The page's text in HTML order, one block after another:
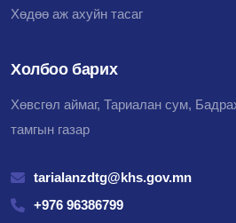
Хөдөө аж ахуйн тасаг
Холбоо барих
Хөвсгөл аймаг, Тариалан сум,
тамгын газар
tarialanzdtg@khs.gov.mn
+976 96386799